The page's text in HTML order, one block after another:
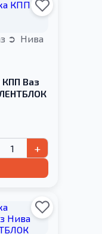
Нива
КПП Ваз
+